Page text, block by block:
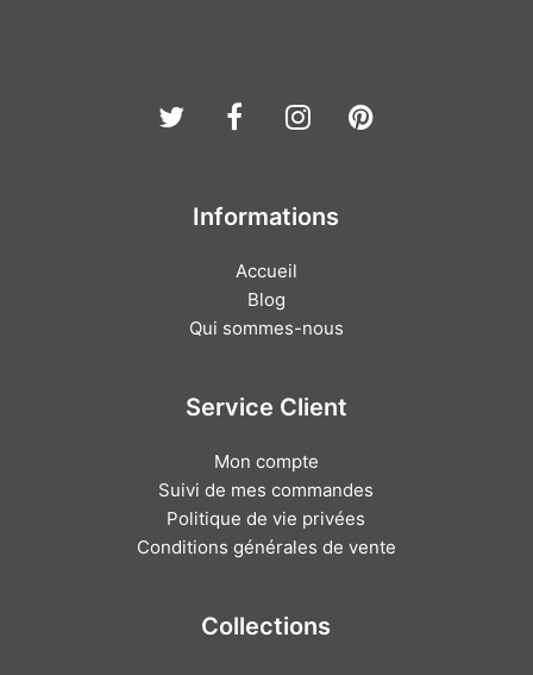
TwitterFacebook
Instagram
Pinterest
Informations
Accueil
Blog
Qui sommes-nous
Service Client
Mon compte
Suivi de mes commandes
Politique de vie privées
Conditions générales de vente
Collections